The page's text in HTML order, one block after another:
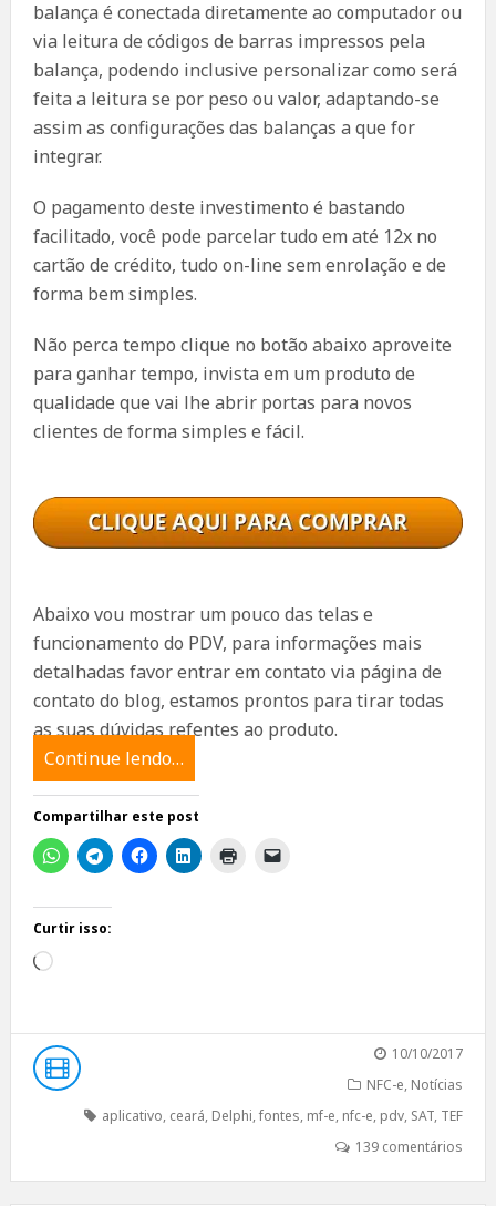
balança é conectada diretamente ao computador ou
via leitura de códigos de barras impressos pela
balança, podendo inclusive personalizar como será
feita a leitura se por peso ou valor, adaptando-se
assim as configurações das balanças a que for
integrar.
O pagamento deste investimento é bastando
facilitado, você pode parcelar tudo em até 12x no
cartão de crédito, tudo on-line sem enrolação e de
forma bem simples.
Não perca tempo clique no botão abaixo aproveite
para ganhar tempo, invista em um produto de
qualidade que vai lhe abrir portas para novos
clientes de forma simples e fácil.
Abaixo vou mostrar um pouco das telas e
funcionamento do PDV, para informações mais
detalhadas favor entrar em contato via página de
contato do blog, estamos prontos para tirar todas
as suas dúvidas refentes ao produto.
Continue lendo…
Compartilhar este post
Curtir isso:
Carregando...
10/10/2017
NFC-e, Notícias
aplicativo, ceará, Delphi,fontes, mf-e, nfc-e, pdv, SAT, TEF
139 comentários